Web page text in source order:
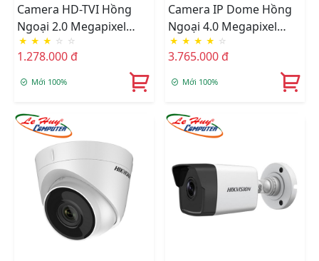
Camera HD-TVI Hồng
Ngoại 2.0 Megapixel
HIKVISION DS-
2CE10DFT-F
★ ★ ★ ☆ ☆
1.278.000 đ
Mới 100%
Camera IP Dome Hồng
Ngoại 4.0 Megapixel
HIKVISION DS-
2CD2143G0-IU
★ ★ ★ ★ ☆
3.765.000 đ
Mới 100%